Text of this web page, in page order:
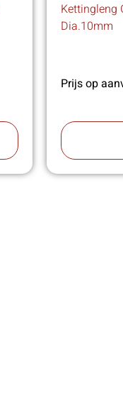
Kettingleng
Dia.10mm
Prijs op